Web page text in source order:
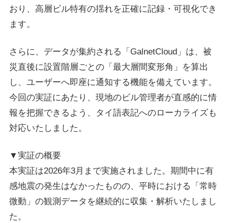
おり、高層ビル特有の揺れを正確に記録・可視化でき
ます。
さらに、データが集約される「GalnetCloud」は、被
災直後に設置階層ごとの「最大層間変形角」を算出
し、ユーザーへ即座に通知する機能を備えています。
今回の実証にあたり、現地のビル管理者が直感的に情
報を把握できるよう、タイ語表記へのローカライズも
対応いたしました。
▼実証の概要
本実証は2026年3月まで実施されました。期間中に有
感地震の発生はなかったものの、平時における「常時
微動」の観測データを継続的に収集・解析いたしまし
た。